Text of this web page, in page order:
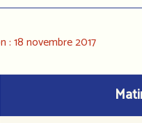
: 18 novembre 2017